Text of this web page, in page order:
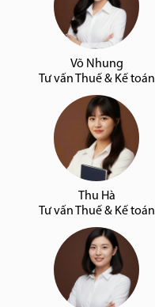
Võ Nhung
Tư vấn Thuế & Kế toán
Thu Hà
Tư vấn Thuế & Kế toán